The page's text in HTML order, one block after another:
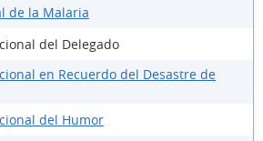
de la Malaria
del Delegado
en Recuerdo del Desastre de
del Humor